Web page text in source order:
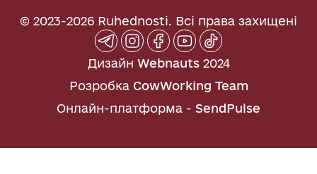
© 2023-2026 Ruhednosti. Всі права захищені
Дизайн Webnauts2024
Розробка CowWorking Team
Онлайн-платформа - SendPulse